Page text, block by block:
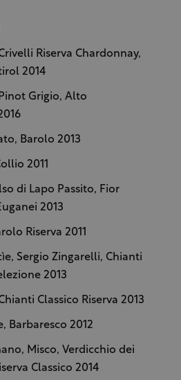
Riserva Chardonnay,
2014
Grigio, Alto
Barolo 2013
2011
di Lapo Passito, Fior
2013
Riserva 2011
Sergio Zingarelli, Chianti
2013
Classico Riserva 2013
Barbaresco 2012
Misco, Verdicchio dei
Classico 2014